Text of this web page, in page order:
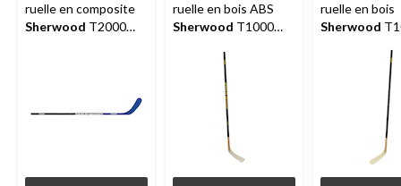
ruelle en composite
Sherwood T2000
ruelle en bois ABS
Sherwood T1000
ruelle en bois
Sherwood